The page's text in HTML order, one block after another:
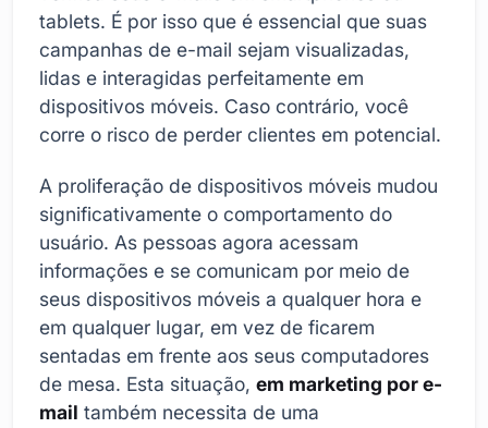
tablets. É por isso que é essencial que suas
campanhas de e-mail sejam visualizadas,
lidas e interagidas perfeitamente em
dispositivos móveis. Caso contrário, você
corre o risco de perder clientes em potencial.
A proliferação de dispositivos móveis mudou
significativamente o comportamento do
usuário. As pessoas agora acessam
informações e se comunicam por meio de
seus dispositivos móveis a qualquer hora e
em qualquer lugar, em vez de ficarem
sentadas em frente aos seus computadores
de mesa. Esta situação, em marketing por e-
mail também necessita de uma